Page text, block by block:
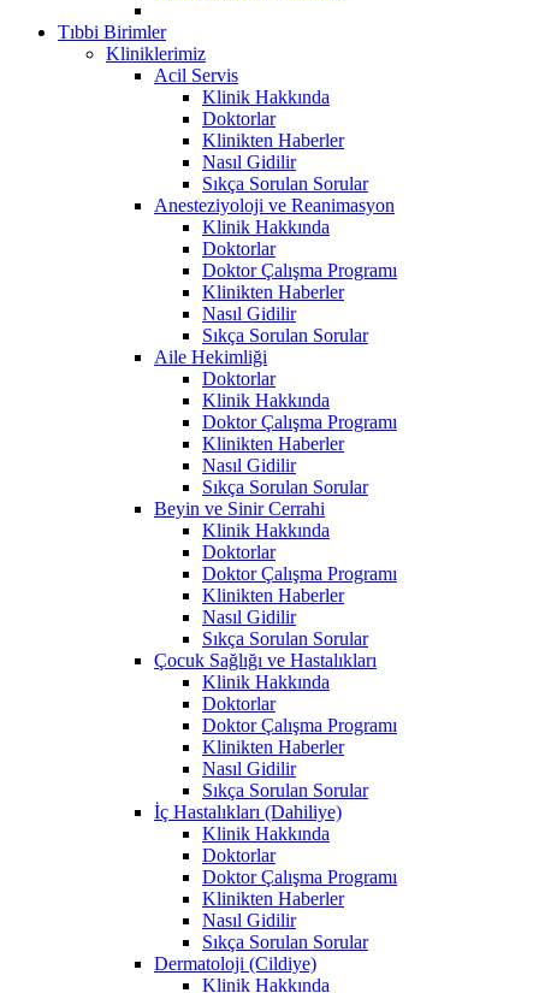
Tıbbi Birimler
Kliniklerimiz
Acil Servis
Klinik Hakkında
Doktorlar
Klinikten Haberler
Nasıl Gidilir
Sıkça Sorulan Sorular
Anesteziyoloji ve Reanimasyon
Klinik Hakkında
Doktorlar
Doktor Çalışma Programı
Klinikten Haberler
Nasıl Gidilir
Sıkça Sorulan Sorular
Aile Hekimliği
Doktorlar
Klinik Hakkında
Doktor Çalışma Programı
Klinikten Haberler
Nasıl Gidilir
Sıkça Sorulan Sorular
Beyin ve Sinir Cerrahi
Klinik Hakkında
Doktorlar
Doktor Çalışma Programı
Klinikten Haberler
Nasıl Gidilir
Sıkça Sorulan Sorular
Çocuk Sağlığı ve Hastalıkları
Klinik Hakkında
Doktorlar
Doktor Çalışma Programı
Klinikten Haberler
Nasıl Gidilir
Sıkça Sorulan Sorular
İç Hastalıkları (Dahiliye)
Klinik Hakkında
Doktorlar
Doktor Çalışma Programı
Klinikten Haberler
Nasıl Gidilir
Sıkça Sorulan Sorular
Dermatoloji (Cildiye)
Klinik Hakkında